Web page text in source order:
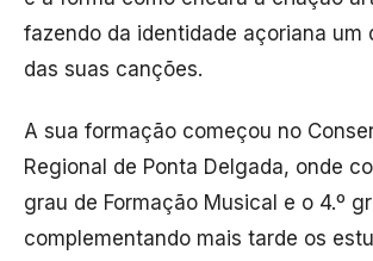
fazendo da identidade açoriana um
das suas canções.
A sua formação começou no
Regional de Ponta Delgada, onde
grau de Formação Musical e o 4.º
complementando mais tarde os